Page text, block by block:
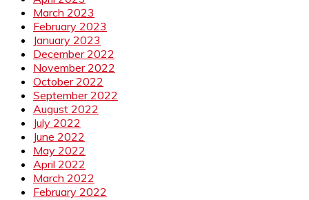
March 2023
February 2023
January 2023
December 2022
November 2022
October 2022
September 2022
August 2022
July 2022
June 2022
May 2022
April 2022
March 2022
February 2022